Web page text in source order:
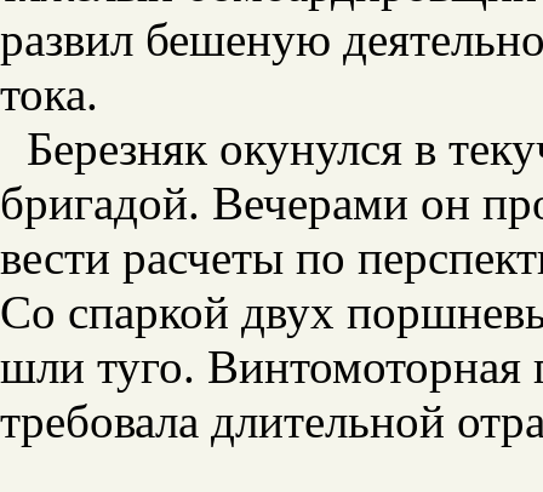
развил бешеную
тока.
Березняк окунулся в
бригадой. Вечерами он
вести расчеты по
Со спаркой двух
шли туго. Винтомоторная
требовала длительной